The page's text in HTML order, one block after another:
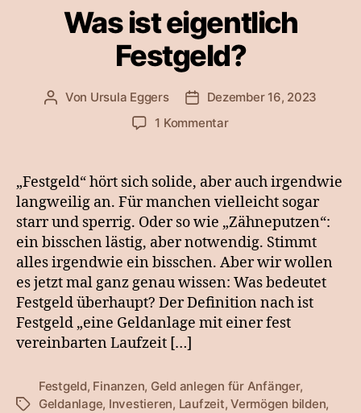
Was ist eigentlich
Festgeld?
Beitragsautor
Von Ursula Eggers Veröffentlichungsdatum
Dezember 16, 2023
1 Kommentarzu
eigentlich
Festgeld?
„Festgeld“ hört sich solide, aber auch irgendwie
langweilig an. Für manchen vielleicht sogar
starr und sperrig. Oder so wie „Zähneputzen“:
ein bisschen lästig, aber notwendig. Stimmt
alles irgendwie ein bisschen. Aber wir wollen
es jetzt mal ganz genau wissen: Was bedeutet
Festgeld überhaupt? Der Definition nach ist
Festgeld „eine Geldanlage mit einer fest
vereinbarten Laufzeit […]
Schlagwörter
Festgeld, Finanzen, Geld anlegen für Anfänger,
Geldanlage, Investieren, Laufzeit,Vermögen bilden,